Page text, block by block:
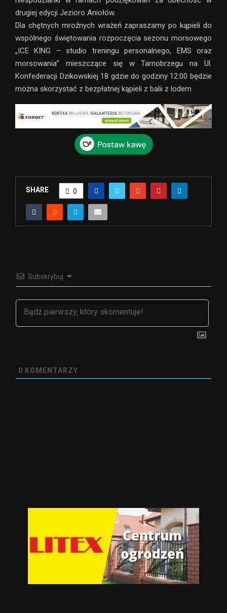
drugiej edycji Jezioro Aniołów.
Dla chętnych mroźnych wrażeń zapraszamy po kąpieli do
wspólnego świętowania rozpoczęcia sezonu morsowego
„ICE KING – studio treningu personalnego, EMS oraz
morsowania” mieszczące się w Tarnobrzegu na Ul.
Konfederacji Dzikowskiej 18 gdzie do godziny 12:00 będzie
można skorzystać z bezpłatnej kąpieli z balii z lodem
SHARE 0
Subskrybuj
0 KOMENTARZY